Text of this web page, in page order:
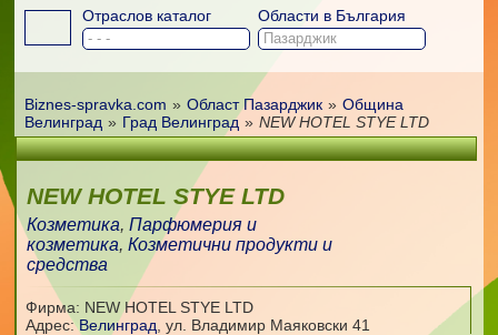
Отраслов каталог Области в България
Biznes-spravka.com » Област Пазарджик » Община
Велинград » Град Велинград » NEW HOTEL STYE LTD
NEW HOTEL STYE LTD
Козметика, Парфюмерия и
козметика, Козметични продукти и
средства
Фирма: NEW HOTEL STYE LTD
Адрес:Велинград ул. Владимир Маяковски 41